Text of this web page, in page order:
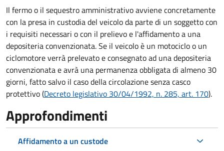
Il fermo o il sequestro amministrativo avviene concretamente
con la presa in custodia del veicolo da parte di un soggetto con
i requisiti necessari o con il prelievo e l'affidamento a una
depositeria convenzionata. Se il veicolo è un motociclo o un
ciclomotore verrà prelevato e consegnato ad una depositeria
convenzionata e avrà una permanenza obbligata di almeno 30
giorni, fatto salvo il caso della circolazione senza casco
protettivo (Decreto legislativo 30/04/1992, n. 285, art. 170).
Approfondimenti
Affidamento a un custode